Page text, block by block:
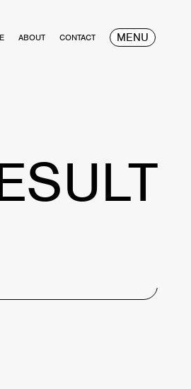
ABOUT CONTACT MENU